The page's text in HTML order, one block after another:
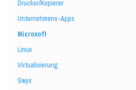
Drucker/Kopierer
Unternehmens-Apps
Microsoft
Linux
Virtualisierung
Swyx